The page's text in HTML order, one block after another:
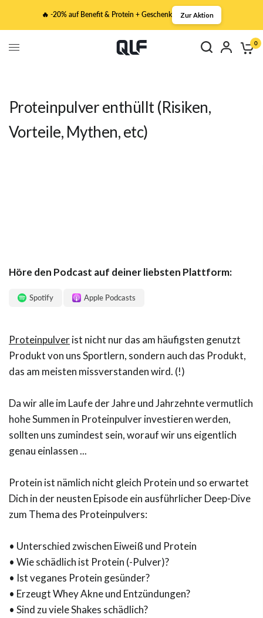
🔥 -20% auf Benefit & Protein + Geschenk Zur Aktion
0
Proteinpulver enthüllt (Risiken,
Vorteile, Mythen, etc)
Höre den Podcast auf deiner liebsten Plattform:
Spotify Apple Podcasts
Proteinpulverist nicht nur das am häufigsten genutzt
Produkt von uns Sportlern, sondern auch das Produkt,
das am meisten missverstanden wird. (!)
Da wir alle im Laufe der Jahre und Jahrzehnte vermutlich
hohe Summen in Proteinpulver investieren werden,
sollten uns zumindest sein, worauf wir uns eigentlich
genau einlassen ...
Protein ist nämlich nicht gleich Protein und so erwartet
Dich in der neusten Episode ein ausführlicher Deep-Dive
zum Thema des Proteinpulvers:
• Unterschied zwischen Eiweiß und Protein
• Wie schädlich ist Protein (-Pulver)?
• Ist veganes Protein gesünder?
• Erzeugt Whey Akne und Entzündungen?
• Sind zu viele Shakes schädlich?